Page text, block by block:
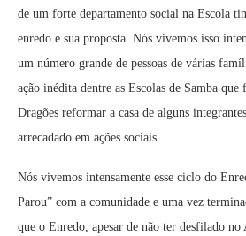
de um forte departamento social na Escola
enredo e sua proposta. Nós vivemos isso
um número grande de pessoas de várias
ação inédita dentre as Escolas de Samba
Dragões reformar a casa de alguns
arrecadado em ações sociais.
Nós vivemos intensamente esse ciclo do
Parou” com a comunidade e uma vez
que o Enredo, apesar de não ter desfilado